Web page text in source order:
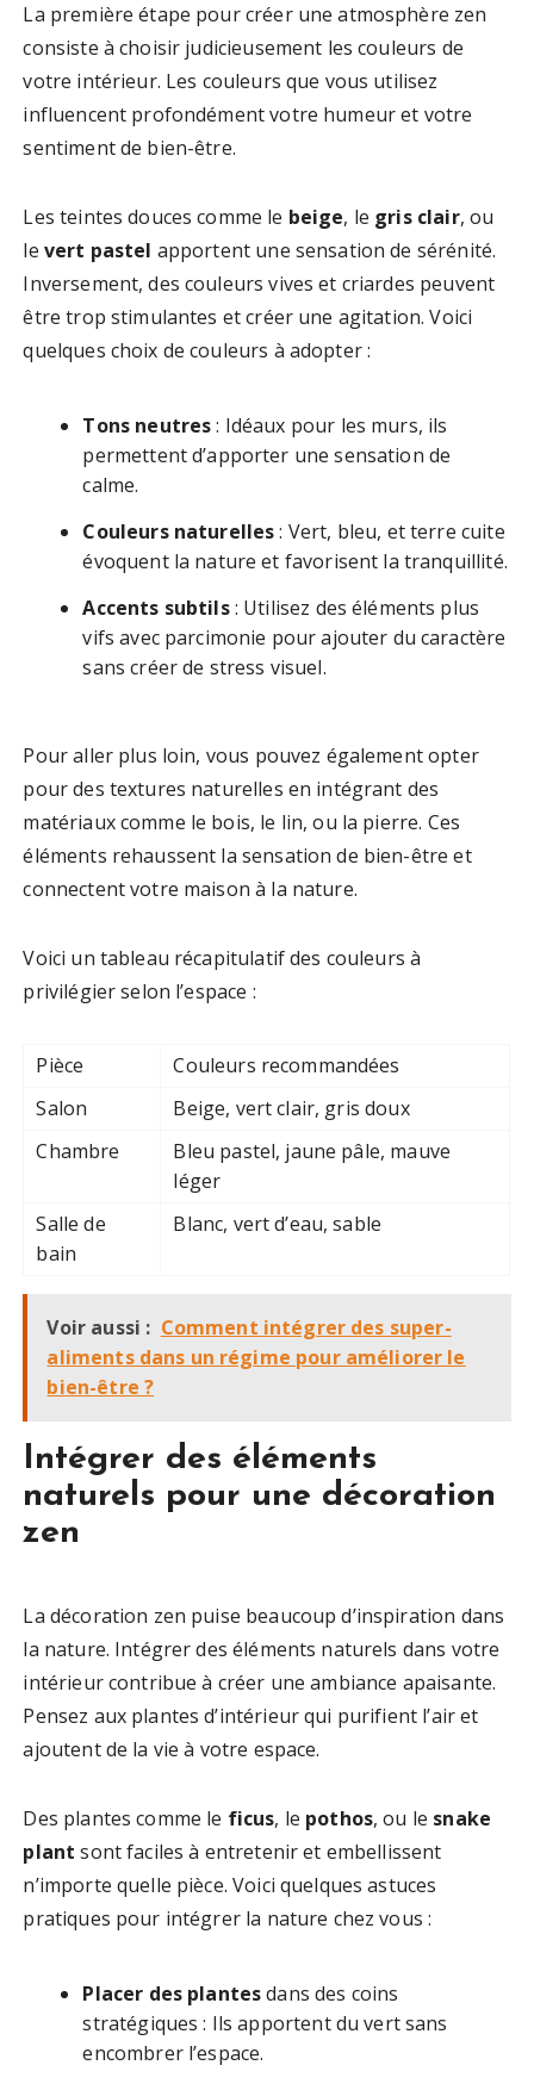
La première étape pour créer une atmosphère zen
consiste à choisir judicieusement les couleurs de
votre intérieur. Les couleurs que vous utilisez
influencent profondément votre humeur et votre
sentiment de bien-être.
Les teintes douces comme le beige, le gris clair, ou
le vert pastel apportent une sensation de sérénité.
Inversement, des couleurs vives et criardes peuvent
être trop stimulantes et créer une agitation. Voici
quelques choix de couleurs à adopter :
Tons neutres: Idéaux pour les murs, ils
permettent d’apporter une sensation de
calme.
Couleurs naturelles: Vert, bleu, et terre cuite
évoquent la nature et favorisent la tranquillité.
Accents subtils: Utilisez des éléments plus
vifs avec parcimonie pour ajouter du caractère
sans créer de stress visuel.
Pour aller plus loin, vous pouvez également opter
pour des textures naturelles en intégrant des
matériaux comme le bois, le lin, ou la pierre. Ces
éléments rehaussent la sensation de bien-être et
connectent votre maison à la nature.
Voici un tableau récapitulatif des couleurs à
privilégier selon l’espace :
Pièce
Couleurs recommandées
Salon
Beige, vert clair, gris doux
Chambre
Bleu pastel, jaune pâle, mauve
léger
Salle de
bain
Blanc, vert d’eau, sable
Voir aussi : Comment intégrer des super-
aliments dans un régime pour améliorer le
bien-être ?
Intégrer des éléments
naturels pour une décoration
zen
La décoration zen puise beaucoup d’inspiration dans
la nature. Intégrer des éléments naturels dans votre
intérieur contribue à créer une ambiance apaisante.
Pensez aux plantes d’intérieur qui purifient l’air et
ajoutent de la vie à votre espace.
Des plantes comme le ficus, le pothos, ou le snake
plant sont faciles à entretenir et embellissent
n’importe quelle pièce. Voici quelques astuces
pratiques pour intégrer la nature chez vous :
Placer des plantesdans des coins
stratégiques : Ils apportent du vert sans
encombrer l’espace.